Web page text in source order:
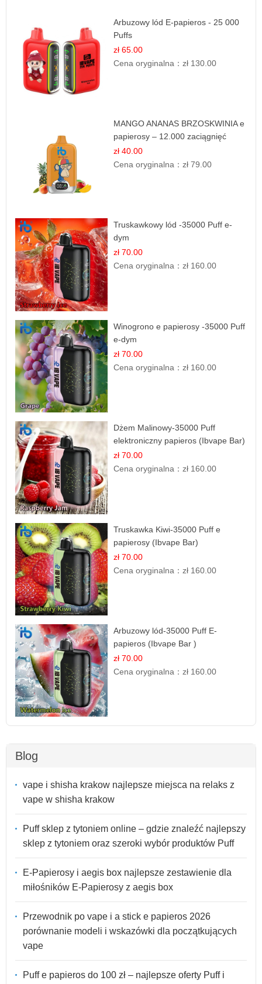
Arbuzowy lód E-papieros - 25 000
Puffs
zł 65.00
Cena oryginalna：zł 130.00
MANGO ANANAS BRZOSKWINIA e
papierosy – 12.000 zaciągnięć
zł 40.00
Cena oryginalna：zł 79.00
Truskawkowy lód -35000 Puff e-
dym
zł 70.00
Cena oryginalna：zł 160.00
Winogrono e papierosy -35000 Puff
e-dym
zł 70.00
Cena oryginalna：zł 160.00
Dżem Malinowy-35000 Puff
elektroniczny papieros (Ibvape Bar)
zł 70.00
Cena oryginalna：zł 160.00
Truskawka Kiwi-35000 Puff e
papierosy (Ibvape Bar)
zł 70.00
Cena oryginalna：zł 160.00
Arbuzowy lód-35000 Puff E-
papieros (Ibvape Bar )
zł 70.00
Cena oryginalna：zł 160.00
Blog
vape i shisha krakow najlepsze miejsca na relaks z
vape w shisha krakow
Puff sklep z tytoniem online – gdzie znaleźć najlepszy
sklep z tytoniem oraz szeroki wybór produktów Puff
E-Papierosy i aegis box najlepsze zestawienie dla
miłośników E-Papierosy z aegis box
Przewodnik po vape i a stick e papieros 2026
porównanie modeli i wskazówki dla początkujących
vape
Puff e papieros do 100 zł – najlepsze oferty Puff i